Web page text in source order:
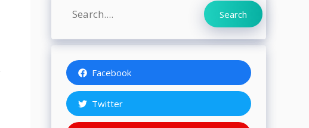
Search Search
Facebook
Twitter